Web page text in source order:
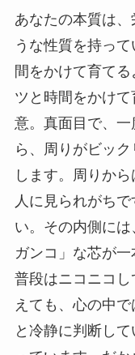
あなたの本質は
うな性質を持っ
間をかけて育て
ツと時間をかけ
意。真面目で、
ら、周りがビッ
します。周りか
人に見られがち
い。その内側に
ガンコ」な芯が一
普段はニコニコ
えても、心の中で
と冷静に判断し